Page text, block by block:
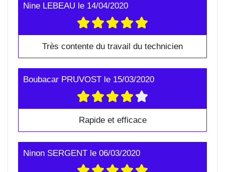
Nine LEBEAU le 14/04/2020
Très contente du travail du technicien
Boubacar PRUVOST le 15/03/2020
Rapide et efficace
Ninon SERGENT le 06/03/2020